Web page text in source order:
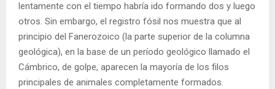
lentamente con el tiempo habría ido formando dos y luego
otros. Sin embargo, el registro fósil nos muestra que al
principio del Fanerozoico (la parte superior de la columna
geológica), en la base de un período geológico llamado el
Cámbrico, de golpe, aparecen la mayoría de los filos
principales de animales completamente formados.